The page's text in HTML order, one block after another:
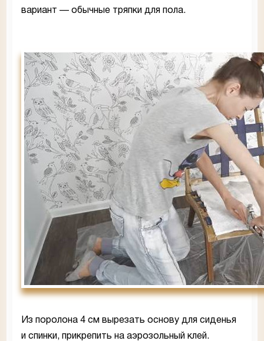
вариант — обычные тряпки для пола.
Из поролона 4 см вырезать основу для сиденья
и спинки, прикрепить на аэрозольный клей.